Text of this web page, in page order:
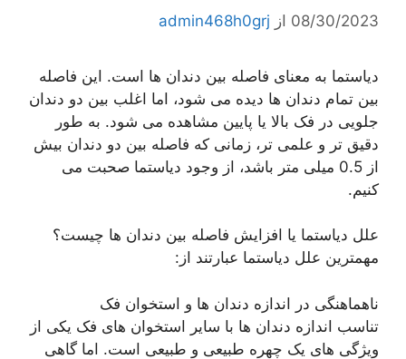
08/30/2023 از admin468h0grj
دیاستما به معنای فاصله بین دندان ها است. این فاصله
بین تمام دندان ها دیده می شود، اما اغلب بین دو دندان
جلویی در فک بالا یا پایین مشاهده می شود. به طور
دقیق تر و علمی تر، زمانی که فاصله بین دو دندان بیش
از 0.5 میلی متر باشد، از وجود دیاستما صحبت می
کنیم.
علل دیاستما یا افزایش فاصله بین دندان ها چیست؟
مهمترین علل دیاستما عبارتند از:
ناهماهنگی در اندازه دندان ها و استخوان فک
تناسب اندازه دندان ها با سایر استخوان های فک یکی از
ویژگی های یک چهره طبیعی و طبیعی است. اما گاهی